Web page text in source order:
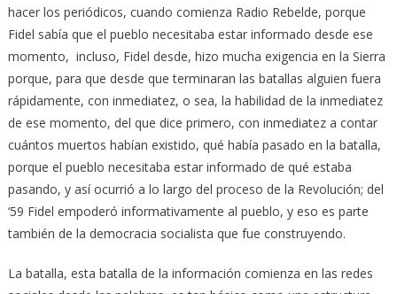
hacer los periódicos, cuando comienza Radio Rebelde, porque
Fidel sabía que el pueblo necesitaba estar informado desde ese
momento, incluso, Fidel desde, hizo mucha exigencia en la Sierra
porque, para que desde que terminaran las batallas alguien fuera
rápidamente, con inmediatez, o sea, la habilidad de la inmediatez
de ese momento, del que dice primero, con inmediatez a contar
cuántos muertos habían existido, qué había pasado en la batalla,
porque el pueblo necesitaba estar informado de qué estaba
pasando, y así ocurrió a lo largo del proceso de la Revolución; del
‘59 Fidel empoderó informativamente al pueblo, y eso es parte
también de la democracia socialista que fue construyendo.
La batalla, esta batalla de la información comienza en las redes